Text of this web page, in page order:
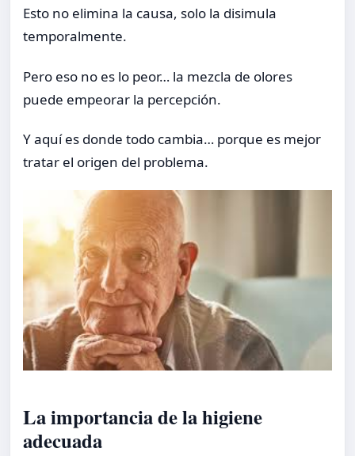
Esto no elimina la causa, solo la disimula
temporalmente.
Pero eso no es lo peor… la mezcla de olores
puede empeorar la percepción.
Y aquí es donde todo cambia… porque es mejor
tratar el origen del problema.
La importancia de la higiene
adecuada